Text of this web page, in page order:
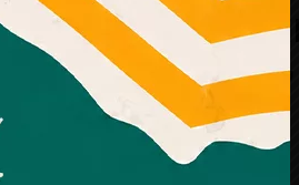
Cuina
amb
tomàquet